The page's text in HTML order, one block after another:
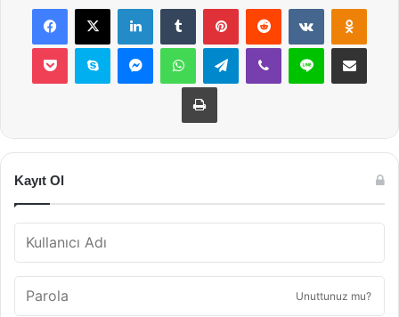
Facebook
X LinkedInTumblr PinterestReddit VKontakte
Pocket Skype MessengerWhatsAppTelegramViber Line E-Posta ile
Yazdır
Kayıt Ol
Unuttunuz mu?